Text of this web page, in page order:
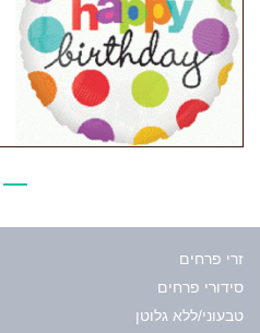
זרי פרחים
סידורי פרחים
טבעוני/ללא גלוטן